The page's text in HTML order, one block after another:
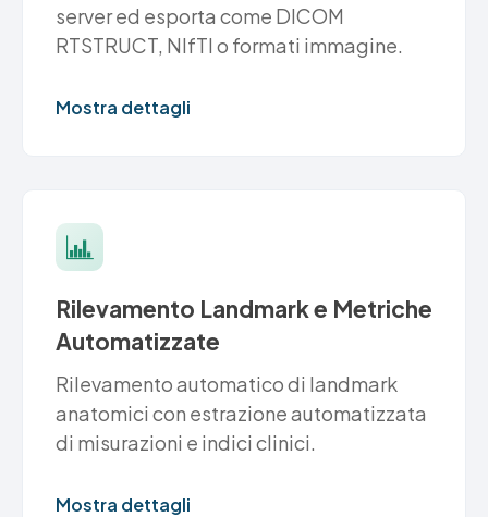
server ed esporta come DICOM
RTSTRUCT, NIfTI o formati immagine.
Mostra dettagli
Rilevamento Landmark e Metriche
Automatizzate
Rilevamento automatico di landmark
anatomici con estrazione automatizzata
di misurazioni e indici clinici.
Mostra dettagli